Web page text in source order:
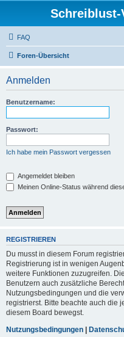
Schreiblust-
FAQ
Foren-Übersicht
Anmelden
Benutzername:
Passwort:
Ich habe mein Passwort vergessen
Angemeldet bleiben
Meinen Online-Status während
REGISTRIEREN
Du musst in diesem Forum
Registrierung ist in wenigen
weitere Funktionen zuzugreifen.
Benutzern auch zusätzliche
Nutzungsbedingungen und die
registrierst. Bitte beachte auch die
diesem Board bewegst.
Nutzungsbedingungen |